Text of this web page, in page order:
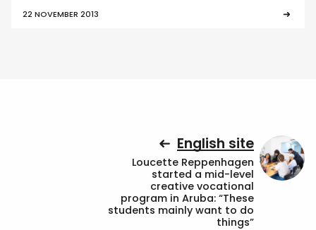
22 NOVEMBER 2013
English site
Loucette Reppenhagen
started a mid-level
creative vocational
program in Aruba: “These
students mainly want to do
things”